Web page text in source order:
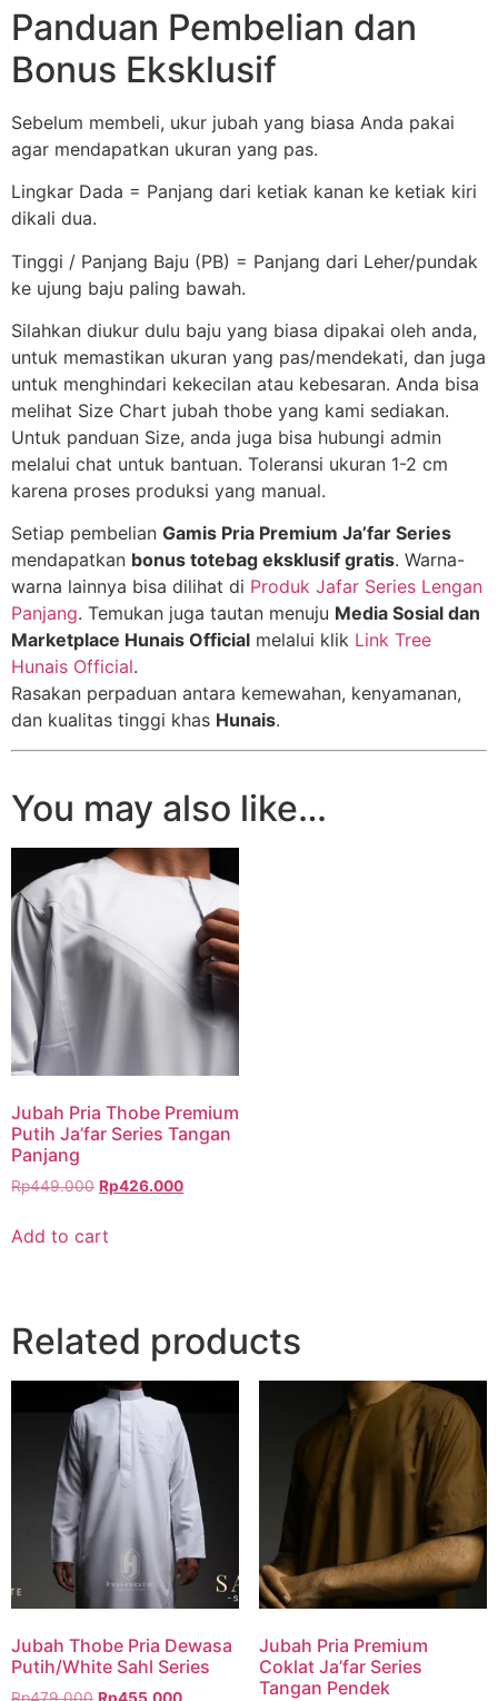
Panduan Pembelian dan
Bonus Eksklusif
Sebelum membeli, ukur jubah yang biasa Anda pakai
agar mendapatkan ukuran yang pas.
Lingkar Dada = Panjang dari ketiak kanan ke ketiak kiri
dikali dua.
Tinggi / Panjang Baju (PB) = Panjang dari Leher/pundak
ke ujung baju paling bawah.
Silahkan diukur dulu baju yang biasa dipakai oleh anda,
untuk memastikan ukuran yang pas/mendekati, dan juga
untuk menghindari kekecilan atau kebesaran. Anda bisa
melihat Size Chart jubah thobe yang kami sediakan.
Untuk panduan Size, anda juga bisa hubungi admin
melalui chat untuk bantuan. Toleransi ukuran 1-2 cm
karena proses produksi yang manual.
Setiap pembelian Gamis Pria Premium Ja’far Series
mendapatkan bonus totebag eksklusif gratis. Warna-
warna lainnya bisa dilihat di Produk Jafar Series Lengan
Panjang. Temukan juga tautan menuju Media Sosial dan
Marketplace Hunais Official melalui klik Link Tree
Hunais Official.
Rasakan perpaduan antara kemewahan, kenyamanan,
dan kualitas tinggi khas Hunais.
You may also like…
Jubah Pria Thobe Premium
Putih Ja’far Series Tangan
Panjang
Rp449.000 Rp426.000
Add to cart
Related products
Jubah Thobe Pria Dewasa
Putih/White Sahl Series
Jubah Pria Premium
Coklat Ja’far Series
Tangan Pendek